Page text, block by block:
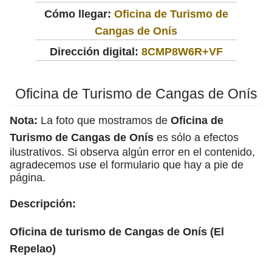
Cómo llegar: Oficina de Turismo de
Cangas de Onís
Dirección digital: 8CMP8W6R+VF
Oficina de Turismo de Cangas de Onís
Nota: La foto que mostramos de Oficina de
Turismo de Cangas de Onís es sólo a efectos
ilustrativos. Si observa algún error en el contenido,
agradecemos use el formulario que hay a pie de
página.
Descripción:
Oficina de turismo de Cangas de Onís (El
Repelao)